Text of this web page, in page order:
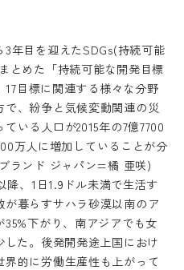
年目を迎えたSDGs(持続可能
とめた「持続可能な開発目標
目標に関連する様々な分野
、紛争と気候変動関連の災
いる人口が2015年の7億7700
万人に増加していることが分
ランド ジャパン=橘 亜咲)
降、1日1.9ドル未満で生活す
が暮らすサハラ砂漠以南のア
下がり、南アジアでも女
た。後発開発途上国におけ
的に労働生産性も上がって